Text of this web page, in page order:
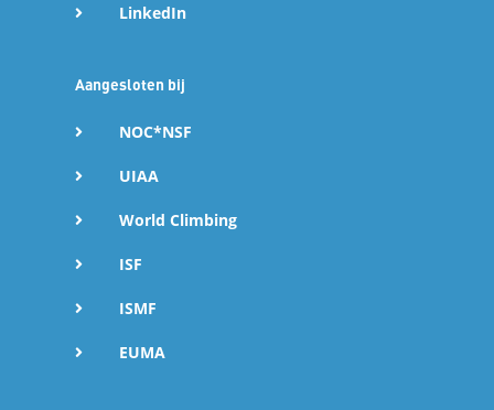
LinkedIn
Aangesloten bij
NOC*NSF
UIAA
World Climbing
ISF
ISMF
EUMA